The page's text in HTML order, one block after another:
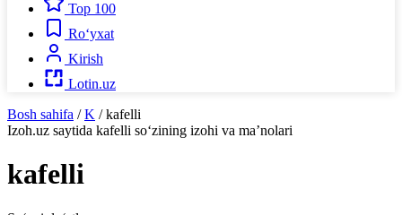
Top 100
Ro‘yxat
Kirish
Lotin.uz
Bosh sahifa / K / kafelli
Izoh.uz saytida kafelli so‘zining izohi va ma’nolari
kafelli